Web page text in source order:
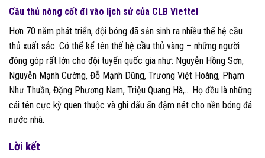
Cầu thủ nòng cốt đi vào lịch sử của CLB Viettel
Hơn 70 năm phát triển, đội bóng đã sản sinh ra nhiều thế hệ cầu
thủ xuất sắc. Có thể kể tên thế hệ cầu thủ vàng – những người
đóng góp rất lớn cho đội tuyển quốc gia như: Nguyễn Hồng Sơn,
Nguyễn Mạnh Cường, Đỗ Mạnh Dũng, Trương Việt Hoàng, Phạm
Như Thuần, Đặng Phương Nam, Triệu Quang Hà,… Họ đều là những
cái tên cực kỳ quen thuộc và ghi dấu ấn đậm nét cho nền bóng đá
nước nhà.
Lời kết